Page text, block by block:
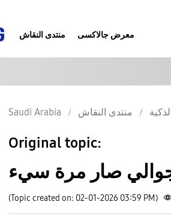
منتدى النقاش معرض جالاكسى
Saudi Arabia منتدى النقاش
Original topic:
(Topic created on: 02-01-2026 03:59 PM)